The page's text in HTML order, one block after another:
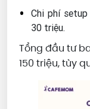
Chi phí
30 triệu.
Tổng đầu tư
150 triệu, tùy